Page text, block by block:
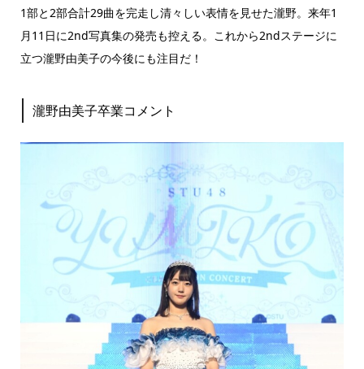
1部と2部合計29曲を完走し清々しい表情を見せた瀧野。来年1
月11日に2nd写真集の発売も控える。これから2ndステージに
立つ瀧野由美子の今後にも注目だ！
瀧野由美子卒業コメント